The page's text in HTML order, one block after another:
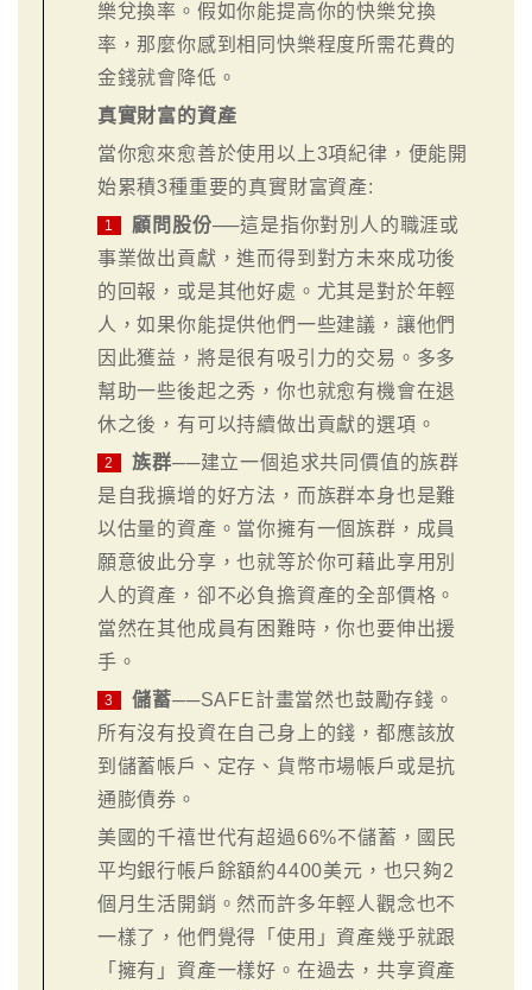
樂兌換率。假如你能提高你的快樂兌換
率，那麼你感到相同快樂程度所需花費的
金錢就會降低。
真實財富的資產
當你愈來愈善於使用以上3項紀律，便能開
始累積3種重要的真實財富資產:
1 顧問股份──這是指你對別人的職涯或
事業做出貢獻，進而得到對方未來成功後
的回報，或是其他好處。尤其是對於年輕
人，如果你能提供他們一些建議，讓他們
因此獲益，將是很有吸引力的交易。多多
幫助一些後起之秀，你也就愈有機會在退
休之後，有可以持續做出貢獻的選項。
2 族群──建立一個追求共同價值的族群
是自我擴增的好方法，而族群本身也是難
以估量的資產。當你擁有一個族群，成員
願意彼此分享，也就等於你可藉此享用別
人的資產，卻不必負擔資產的全部價格。
當然在其他成員有困難時，你也要伸出援
手。
3 儲蓄──SAFE計畫當然也鼓勵存錢。
所有沒有投資在自己身上的錢，都應該放
到儲蓄帳戶、定存、貨幣市場帳戶或是抗
通膨債券。
美國的千禧世代有超過66%不儲蓄，國民
平均銀行帳戶餘額約4400美元，也只夠2
個月生活開銷。然而許多年輕人觀念也不
一樣了，他們覺得「使用」資產幾乎就跟
「擁有」資產一樣好。在過去，共享資產